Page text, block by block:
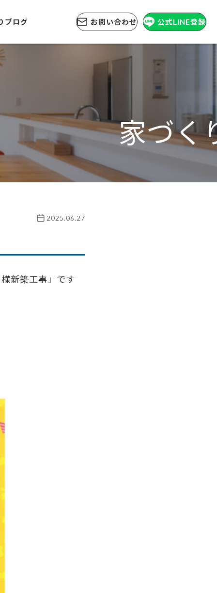
ブログ お問い合わせ 公式LINE登録
家づく
2025.06.27
新築工事」です